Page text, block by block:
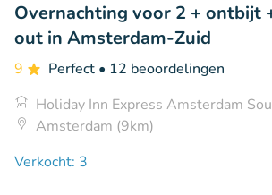
Overnachting voor 2 + ontbijt
out in Amsterdam-Zuid
9 Perfect • 12 beoordelingen
Holiday Inn Express Amsterdam
Amsterdam (9km)
Verkocht: 3